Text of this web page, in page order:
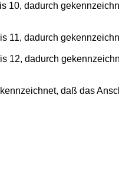
10, dadurch
11, dadurch
12, dadurch
daß das